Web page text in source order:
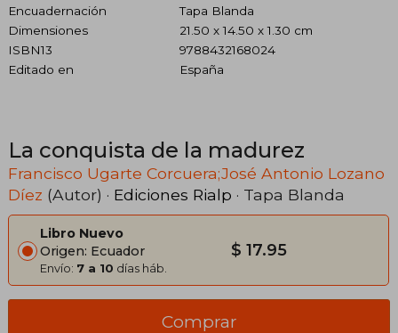
Encuadernación
Tapa Blanda
Dimensiones
21.50 x 14.50 x 1.30 cm
ISBN13
9788432168024
Editado en
España
La conquista de la madurez
Francisco Ugarte Corcuera;José Antonio Lozano
Díez (Autor) · Ediciones Rialp · Tapa Blanda
Libro Nuevo
Origen: Ecuador
Envío: 7 a 10 días háb.
$ 17.95
Comprar